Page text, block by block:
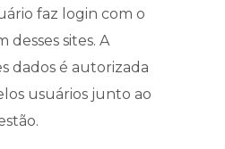
faz login com o
sites. A
dados é autorizada
usuários junto ao